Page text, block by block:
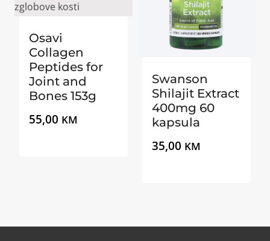
Osavi
Collagen
Peptides for
Joint and
Bones 153g
55,00 KM
Swanson
Shilajit Extract
400mg 60
kapsula
35,00 KM